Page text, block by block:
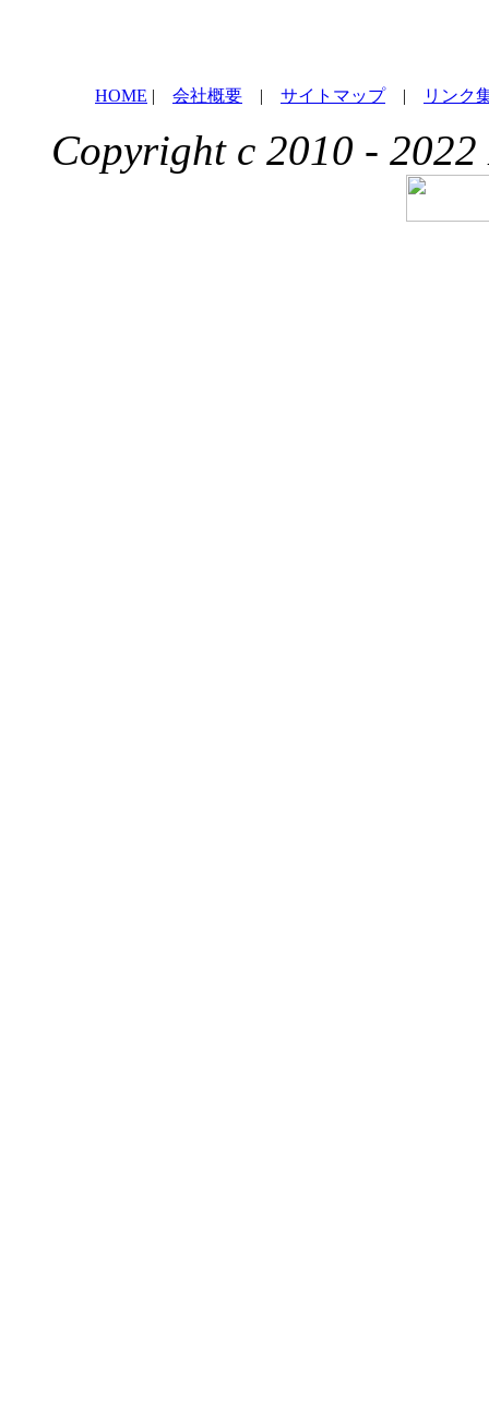
HOME | 会社概要 | サイトマップ| リンク
Copyright c 2010 - 2022